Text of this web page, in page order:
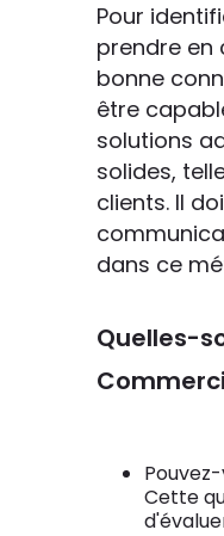
Pour
prendre en
bonne
être
solutions
solides,
clients. Il
dans ce
Quelles-
Cette